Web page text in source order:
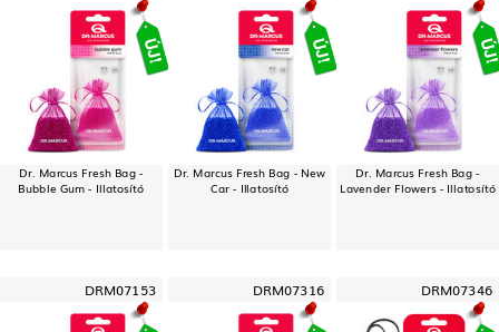
Dr. Marcus Fresh Bag -
Bubble Gum - Illatosító
Dr. Marcus Fresh Bag - New
Car - Illatosító
Dr. Marcus Fresh Bag -
Lavender Flowers - Illatosító
DRM07153 DRM07316 DRM07346